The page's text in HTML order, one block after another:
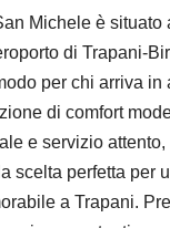
Michele è situato
di Trapani-
per chi arriva in
di comfort
e servizio attento,
scelta perfetta per
a Trapani.